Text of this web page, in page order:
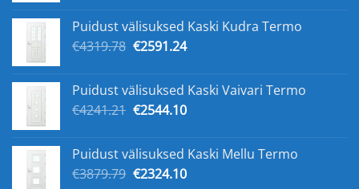
€4429.78.€2654.09.
Puidust välisuksed Kaski Kudra Termo
€4319.78 Algne
€4319.78.
€2591.24Praegune
€2591.24.
Puidust välisuksed Kaski Vaivari Termo
€4241.21 Algne
€4241.21.
€2544.10Praegune
€2544.10.
Puidust välisuksed Kaski Mellu Termo
€3879.79 Algne
€2324.10Praegune